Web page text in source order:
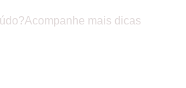
mais dicas